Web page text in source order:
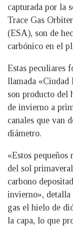
capturada por la
Trace Gas
(ESA), son de
carbónico en el
Estas peculiares
llamada «Ciudad
son producto del
de invierno a
canales que van
diámetro.
«Estos pequeños
del sol
carbono
invierno»,
gas el hielo de
la capa, lo que